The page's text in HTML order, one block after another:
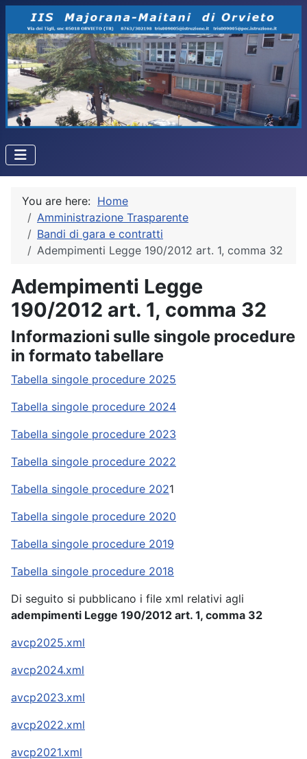
You are here: Home
Amministrazione Trasparente
Bandi di gara e contratti
Adempimenti Legge 190/2012 art. 1, comma 32
Adempimenti Legge
190/2012 art. 1, comma 32
Informazioni sulle singole procedure
in formato tabellare
Tabella singole procedure 2025
Tabella singole procedure 2024
Tabella singole procedure 2023
Tabella singole procedure 2022
Tabella singole procedure 2021
Tabella singole procedure 2020
Tabella singole procedure 2019
Tabella singole procedure 2018
Di seguito si pubblicano i file xml relativi agli
adempimenti Legge 190/2012 art. 1, comma 32
avcp2025.xml
avcp2024.xml
avcp2023.xml
avcp2022.xml
avcp2021.xml